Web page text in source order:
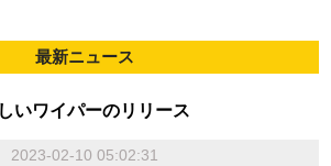
最新ニュース
いワイパーのリリース
2023-02-10 05:02:31